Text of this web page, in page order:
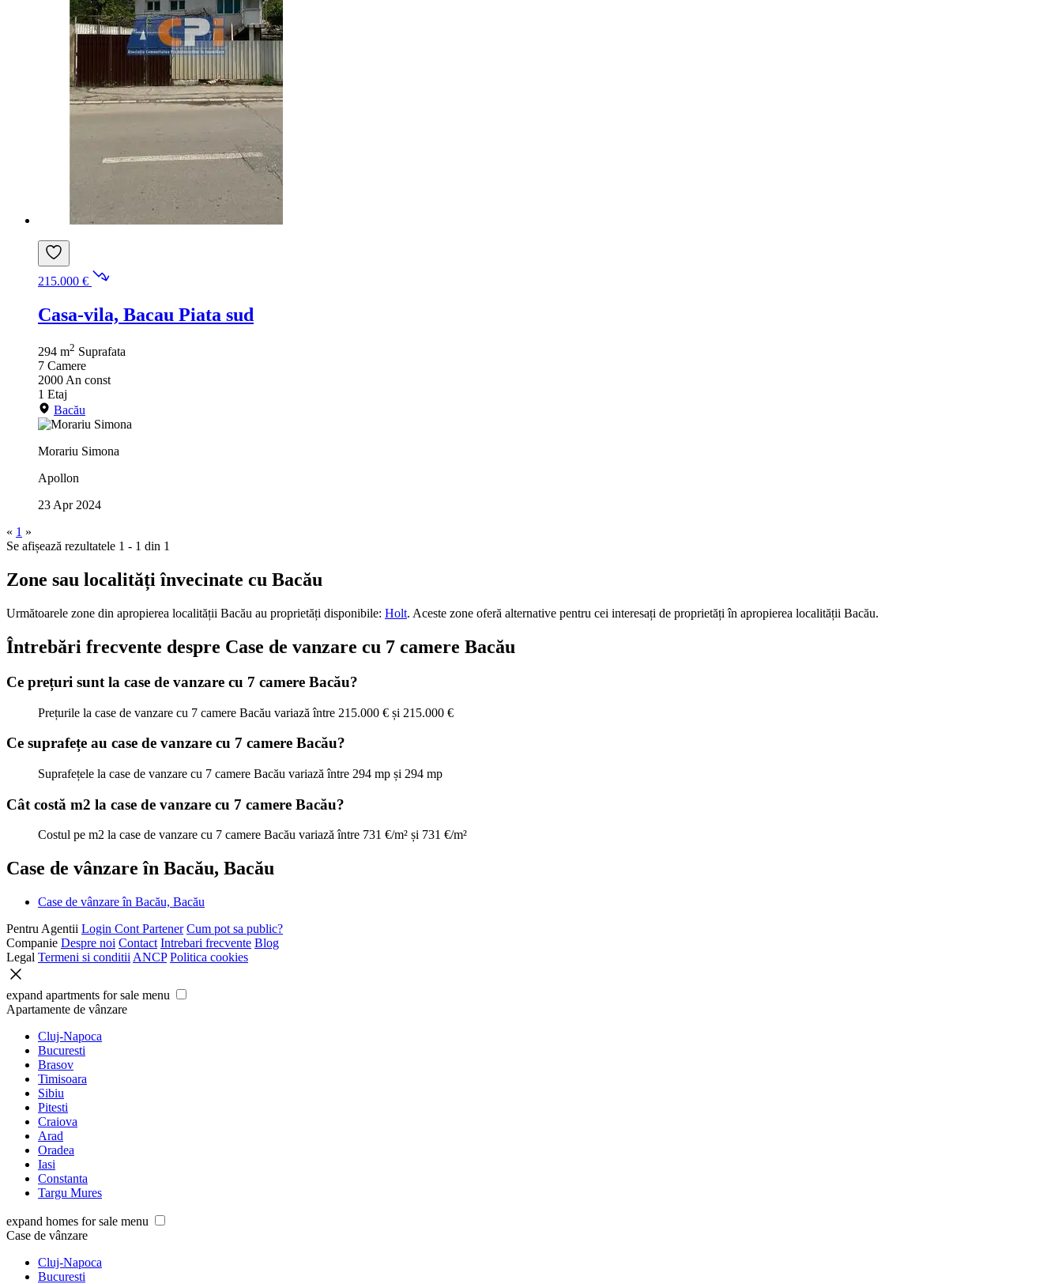
215.000 €
Casa-vila, Bacau Piata sud
294 m2 Suprafata
7 Camere
2000 An const
1 Etaj
Bacău
Morariu Simona
Apollon
23 Apr 2024
« 1 »
Se afișează rezultatele 1 - 1 din 1
Zone sau localități învecinate cu Bacău
Următoarele zone din apropierea localității Bacău au proprietăți disponibile: Holt. Aceste zone oferă alternative pentru cei interesați de proprietățiîn apropierea localității Bacău.
Întrebări frecvente despre Case de vanzare cu 7 camere Bacău
Ce prețuri sunt la case de vanzare cu 7 camere Bacău?
Prețurile la case de vanzare cu 7 camere Bacău variază între 215.000 € și 215.000 €
Ce suprafețe au case de vanzare cu 7 camere Bacău?
Suprafețele la case de vanzare cu 7 camere Bacău variază între 294 mp și 294 mp
Cât costă m2 la case de vanzare cu 7 camere Bacău?
Costul pe m2 la case de vanzare cu 7 camere Bacău variază între 731 €/m² și 731 €/m²
Case de vânzare în Bacău, Bacău
Case de vânzare în Bacău, Bacău
Pentru Agentii Login Cont Partener Cum pot sa public?
Companie Despre noi Contact Intrebari frecvente Blog
Legal Termeni si conditii ANCP Politica cookies
expand apartments for sale menu
Apartamente de vânzare
Cluj-Napoca
Bucuresti
Brasov
Timisoara
Sibiu
Pitesti
Craiova
Arad
Oradea
Iasi
Constanta
Targu Mures
expand homes for sale menu
Case de vânzare
Cluj-Napoca
Bucuresti